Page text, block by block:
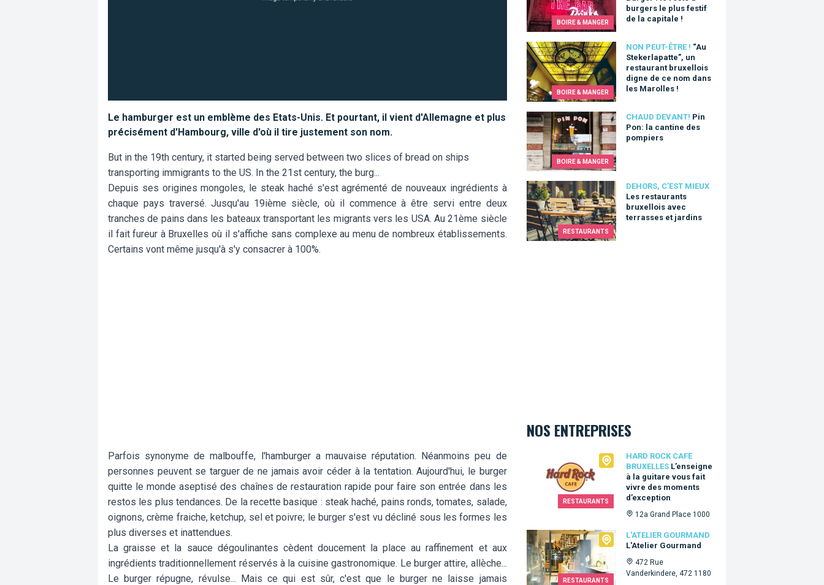
Le hamburger est un emblème des Etats-Unis. Et pourtant, il vient d'Allemagne et plus
précisément d'Hambourg, ville d'où il tire justement son nom.
But in the 19th century, it started being served between two slices of bread on ships
transporting immigrants to the US. In the 21st century, the burg...
Depuis ses origines mongoles, le steak haché s'est agrémenté de nouveaux ingrédients à
chaque pays traversé. Jusqu'au 19ième siècle, où il commence à être servi entre deux
tranches de pains dans les bateaux transportant les migrants vers les USA. Au 21ème siècle
il fait fureur à Bruxelles où il s'affiche sans complexe au menu de nombreux établissements.
Certains vont même jusqu'à s'y consacrer à 100%.
Parfois synonyme de malbouffe, l'hamburger a mauvaise réputation. Néanmoins peu de
personnes peuvent se targuer de ne jamais avoir céder à la tentation. Aujourd'hui, le burger
quitte le monde aseptisé des chaînes de restauration rapide pour faire son entrée dans les
restos les plus tendances. De la recette basique : steak haché, pains ronds, tomates, salade,
oignons, crème fraiche, ketchup, sel et poivre; le burger s'est vu décliné sous les formes les
plus diverses et inattendues.
La graisse et la sauce dégoulinantes cèdent doucement la place au raffinement et aux
ingrédients traditionnellement réservés à la cuisine gastronomique. Le burger attire, allèche...
Le burger répugne, révulse... Mais ce qui est sûr, c'est que le burger ne laisse jamais
BOIRE & MANGER
burgers le plus festif
de la capitale !
BOIRE & MANGER
NON PEUT-ÊTRE ! “Au
Stekerlapatte”, un
restaurant bruxellois
digne de ce nom dans
les Marolles !
“Au Stekerlapatte”, un restaurant bruxellois digne de ce nom dans
BOIRE & MANGER
CHAUD DEVANT! Pin
Pon: la cantine des
pompiers
Pin Pon: la cantine des pompiers
RESTAURANTS
DEHORS, C'EST MIEUX
Les restaurants
bruxellois avec
terrasses et jardins
Les restaurants bruxellois avec terrasses et jardins
NOS ENTREPRISES
RESTAURANTS
HARD ROCK CAFE
BRUXELLES L’enseigne
à la guitare vous fait
vivre des moments
d’exception
12a Grand Place 1000
Hard Rock Cafe Bruxelles
RESTAURANTS
L'ATELIER GOURMAND
L'Atelier Gourmand
472 Rue
Vanderkindere, 472 1180
L'Atelier Gourmand